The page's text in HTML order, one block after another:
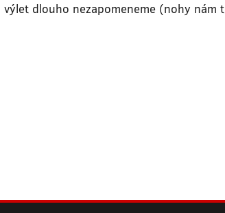
dlouho nezapomeneme (nohy